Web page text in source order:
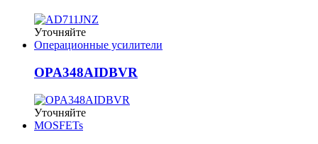
Уточняйте
Операционные усилители
OPA348AIDBVR
Уточняйте
MOSFETs